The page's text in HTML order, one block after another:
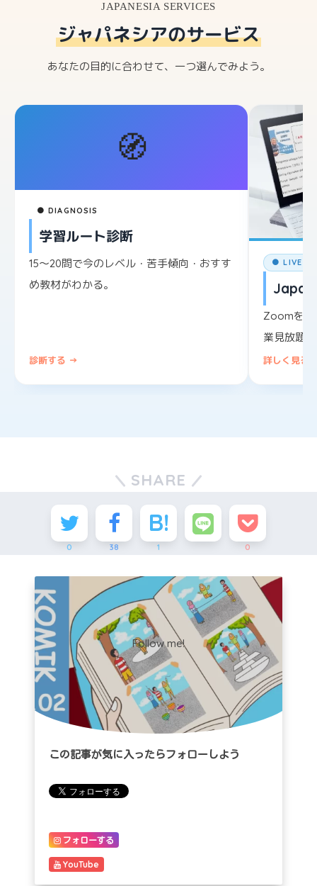
JAPANESIA SERVICES
ジャパネシアのサービス
あなたの目的に合わせて、一つ選んでみよう。
🧭
● DIAGNOSIS
学習ルート診断
15〜20問で今のレベル・苦手傾向・おすす
め教材がわかる。
診断する →
● LIVE
Zoomを使
業見放題
詳しく見る
SHARE
0 38 1 0
Follow me!
この記事が気に入ったらフォローしよう
フォローする
YouTube